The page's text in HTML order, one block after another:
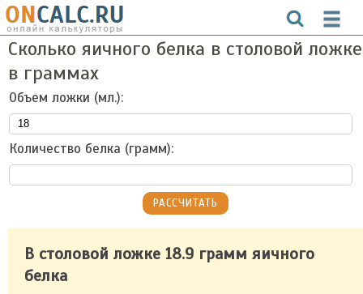
Сколько яичного белка в столовой ложке
в граммах
Объем ложки (мл.):
Количество белка (грамм):
В столовой ложке 18.9 грамм яичного
белка